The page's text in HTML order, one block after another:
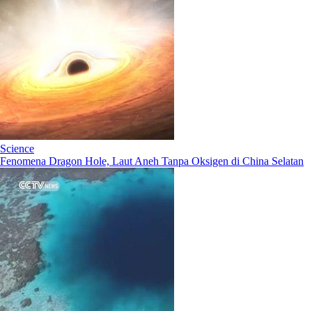
Science
Fenomena Dragon Hole, Laut Aneh Tanpa Oksigen di China Selatan